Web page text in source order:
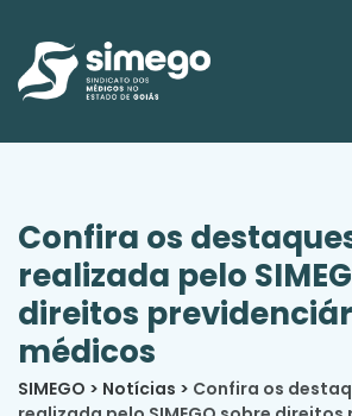
Confira os
realizada pelo
direitos
médicos
SIMEGO > Notícias > Confira os